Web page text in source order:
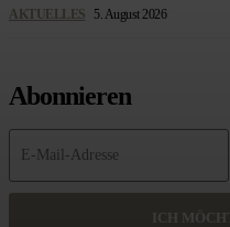
AKTUELLES 5. August 2026
Abonnieren
ICH